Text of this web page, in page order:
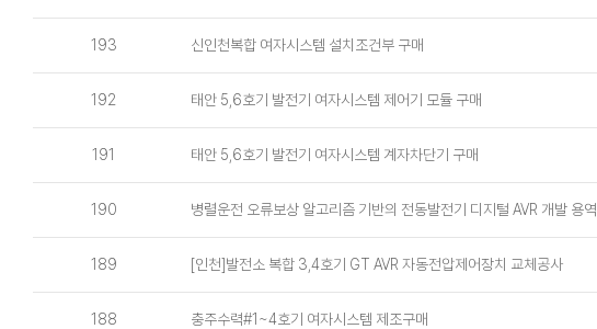
193 신인천복합 여자시스템 설치조건부 구매
192 태안 5,6호기 발전기 여자시스템 제어기 모듈 구매
191 태안 5,6호기 발전기 여자시스템 계자차단기 구매
190 병렬운전 오류보상 알고리즘 기반의 전동발전기 디지털 AVR 개발 용역
189 [인천]발전소 복합 3,4호기 GT AVR 자동전압제어장치 교체공사
188 충주수력#1~4호기 여자시스템 제조구매